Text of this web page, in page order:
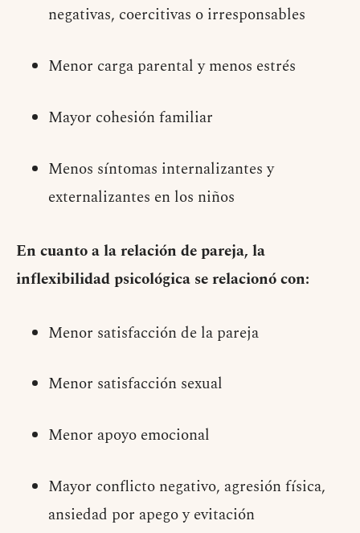
negativas, coercitivas o irresponsables
Menor carga parental y menos estrés
Mayor cohesión familiar
Menos síntomas internalizantes y
externalizantes en los niños
En cuanto a la relación de pareja, la
inflexibilidad psicológica se relacionó con:
Menor satisfacción de la pareja
Menor satisfacción sexual
Menor apoyo emocional
Mayor conflicto negativo, agresión física,
ansiedad por apego y evitación